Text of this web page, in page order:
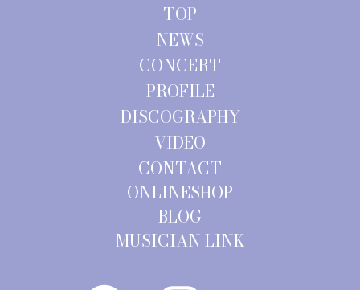
TOP
NEWS
CONCERT
PROFILE
DISCOGRAPHY
VIDEO
CONTACT
ONLINESHOP
BLOG
MUSICIAN LINK